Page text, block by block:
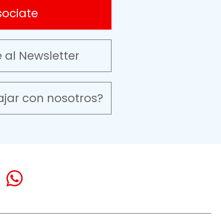
al Newsletter
con nosotros?